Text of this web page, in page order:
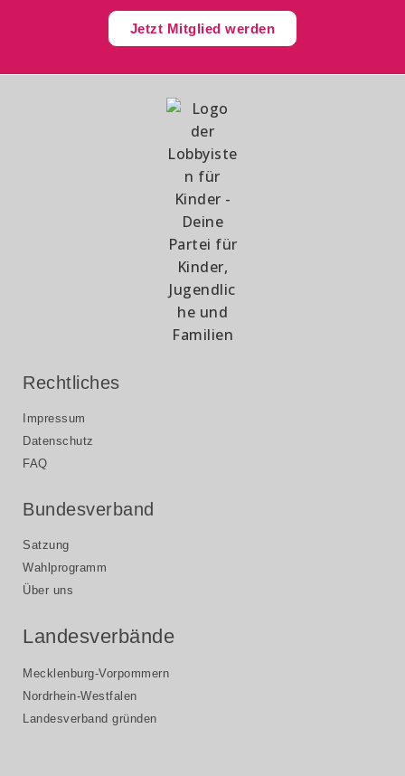
Jetzt Mitglied werden
Rechtliches
Impressum
Datenschutz
FAQ
Bundesverband
Satzung
Wahlprogramm
Über uns
Landesverbände
Mecklenburg-Vorpommern
Nordrhein-Westfalen
Landesverband gründen